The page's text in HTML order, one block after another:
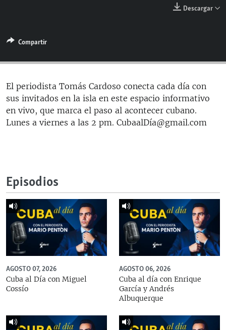
ESPECIALES
LA REALIDAD DE LA VIVIENDA EN CUBA
SER VIEJO EN CUBA
KENTU-CUBANO
LOS SANTOS DE HIALEAH
MULTIMEDIA
EDITORIALES
SÍGUENOS
Descargar
Compartir
El periodista Tomás Cardoso conecta cada día con
sus invitados en la isla en este espacio informativo
en vivo, que marca el paso al acontecer cubano.
Lunes a viernes a las 2 pm. CubaalDía@gmail.com
Episodios
AGOSTO 07, 2026
Cuba al Día con Miguel
Cossío
AGOSTO 06, 2026
Cuba al día con Enrique
García y Andrés
Albuquerque